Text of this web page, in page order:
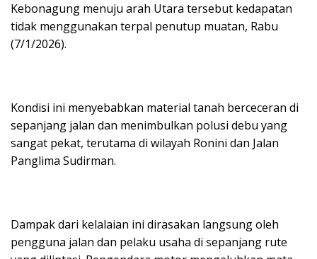
Kebonagung menuju arah Utara tersebut kedapatan
tidak menggunakan terpal penutup muatan, Rabu
(7/1/2026).
Kondisi ini menyebabkan material tanah berceceran di
sepanjang jalan dan menimbulkan polusi debu yang
sangat pekat, terutama di wilayah Ronini dan Jalan
Panglima Sudirman.
Dampak dari kelalaian ini dirasakan langsung oleh
pengguna jalan dan pelaku usaha di sepanjang rute